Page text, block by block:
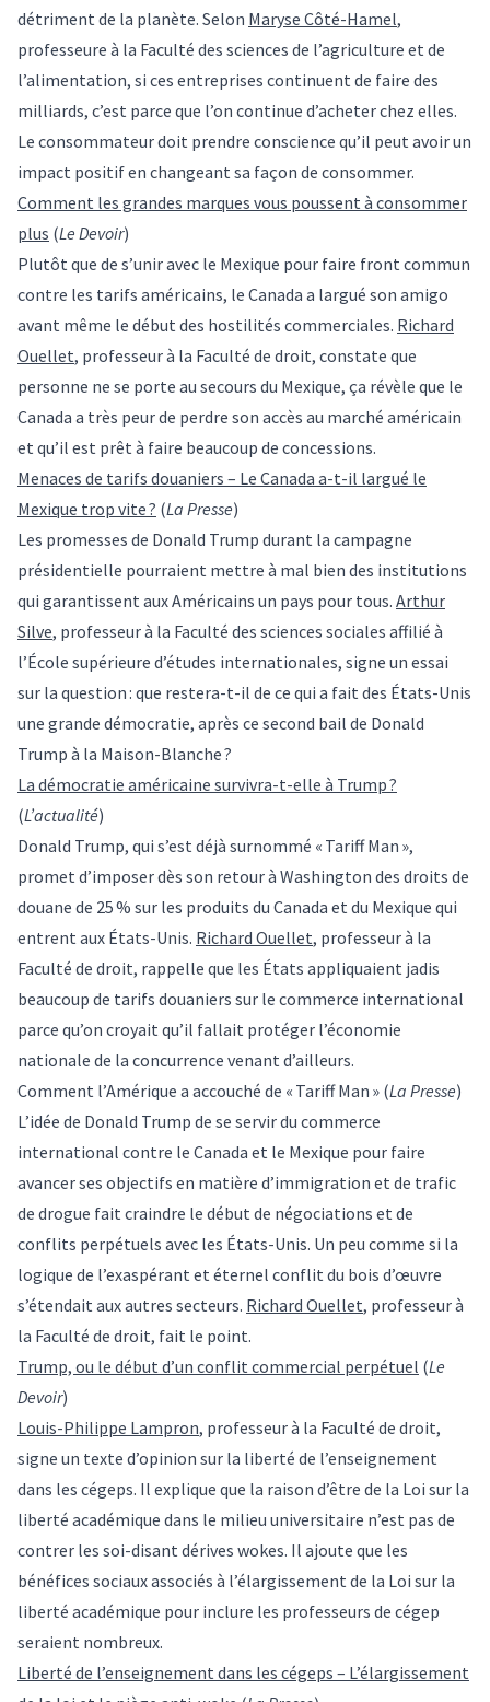
détriment de la planète. Selon Maryse Côté-Hamel,
professeure à la Faculté des sciences de l’agriculture et de
l’alimentation, si ces entreprises continuent de faire des
milliards, c’est parce que l’on continue d’acheter chez elles.
Le consommateur doit prendre conscience qu’il peut avoir un
impact positif en changeant sa façon de consommer.
Comment les grandes marques vous poussent à consommer
plus (Le Devoir)
Plutôt que de s’unir avec le Mexique pour faire front commun
contre les tarifs américains, le Canada a largué son amigo
avant même le début des hostilités commerciales. Richard
Ouellet, professeur à la Faculté de droit, constate que
personne ne se porte au secours du Mexique, ça révèle que le
Canada a très peur de perdre son accès au marché américain
et qu’il est prêt à faire beaucoup de concessions.
Menaces de tarifs douaniers – Le Canada a-t-il largué le
Mexique trop vite ? (La Presse)
Les promesses de Donald Trump durant la campagne
présidentielle pourraient mettre à mal bien des institutions
qui garantissent aux Américains un pays pour tous. Arthur
Silve, professeur à la Faculté des sciences sociales affilié à
l’École supérieure d’études internationales, signe un essai
sur la question : que restera-t-il de ce qui a fait des États-Unis
une grande démocratie, après ce second bail de Donald
Trump à la Maison-Blanche ?
La démocratie américaine survivra-t-elle à Trump ?
(L’actualité)
Donald Trump, qui s’est déjà surnommé « Tariff Man »,
promet d’imposer dès son retour à Washington des droits de
douane de 25 % sur les produits du Canada et du Mexique qui
entrent aux États-Unis. Richard Ouellet, professeur à la
Faculté de droit, rappelle que les États appliquaient jadis
beaucoup de tarifs douaniers sur le commerce international
parce qu’on croyait qu’il fallait protéger l’économie
nationale de la concurrence venant d’ailleurs.
Comment l’Amérique a accouché de « Tariff Man » (La Presse)
L’idée de Donald Trump de se servir du commerce
international contre le Canada et le Mexique pour faire
avancer ses objectifs en matière d’immigration et de trafic
de drogue fait craindre le début de négociations et de
conflits perpétuels avec les États-Unis. Un peu comme si la
logique de l’exaspérant et éternel conflit du bois d’œuvre
s’étendait aux autres secteurs. Richard Ouellet, professeur à
la Faculté de droit, fait le point.
Trump, ou le début d’un conflit commercial perpétuel (Le
Devoir)
Louis-Philippe Lampron, professeur à la Faculté de droit,
signe un texte d’opinion sur la liberté de l’enseignement
dans les cégeps. Il explique que la raison d’être de la Loi sur la
liberté académique dans le milieu universitaire n’est pas de
contrer les soi-disant dérives wokes. Il ajoute que les
bénéfices sociaux associés à l’élargissement de la Loi sur la
liberté académique pour inclure les professeurs de cégep
seraient nombreux.
Liberté de l’enseignement dans les cégeps – L’élargissement